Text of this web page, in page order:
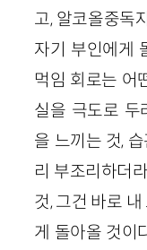
고, 알코올중독
자기 부인에게
먹임 회로는 어
실을 극도로 두
을 느끼는 것,
리 부조리하더
것, 그건 바로
게 돌아올 것이